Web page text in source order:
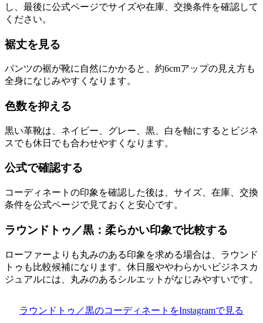
し、最後に公式ページでサイズや在庫、交換条件を確認して
ください。
裾丈を見る
パンツの裾が靴に自然にかかると、約6cmアップの見え方も
全身になじみやすくなります。
色数を抑える
黒い革靴は、ネイビー、グレー、黒、白を軸にするとビジネ
スでも休日でも合わせやすくなります。
公式で確認する
コーディネートの印象を確認した後は、サイズ、在庫、交換
条件を公式ページで見ておくと安心です。
ラウンドトゥ／黒：柔らかい印象で比較する
ローファーよりも丸みのある印象を求める場合は、ラウンド
トゥも比較候補になります。休日服ややわらかいビジネスカ
ジュアルには、丸みのあるシルエットがなじみやすいです。
ラウンドトゥ／黒のコーディネートをInstagramで見る